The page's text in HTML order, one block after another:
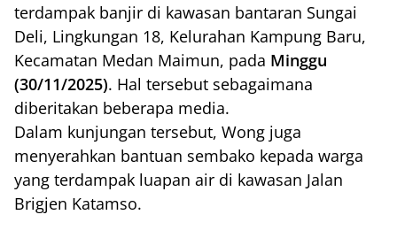
terdampak banjir di kawasan bantaran Sungai
Deli, Lingkungan 18, Kelurahan Kampung Baru,
Kecamatan Medan Maimun, pada Minggu
(30/11/2025). Hal tersebut sebagaimana
diberitakan beberapa media.
Dalam kunjungan tersebut, Wong juga
menyerahkan bantuan sembako kepada warga
yang terdampak luapan air di kawasan Jalan
Brigjen Katamso.